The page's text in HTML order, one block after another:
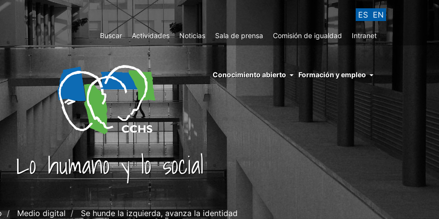
ES EN
Top
Menu
Buscar Actividades Noticias Sala de prensa Comisión de igualdad Intranet
menu
right
cchs
conocimiento
abierto
Conocimiento abierto Formación y empleo
Lo humano y lo social
Medio digital Se hunde la izquierda, avanza la identidad